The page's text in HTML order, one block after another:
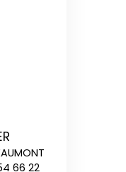
66 22